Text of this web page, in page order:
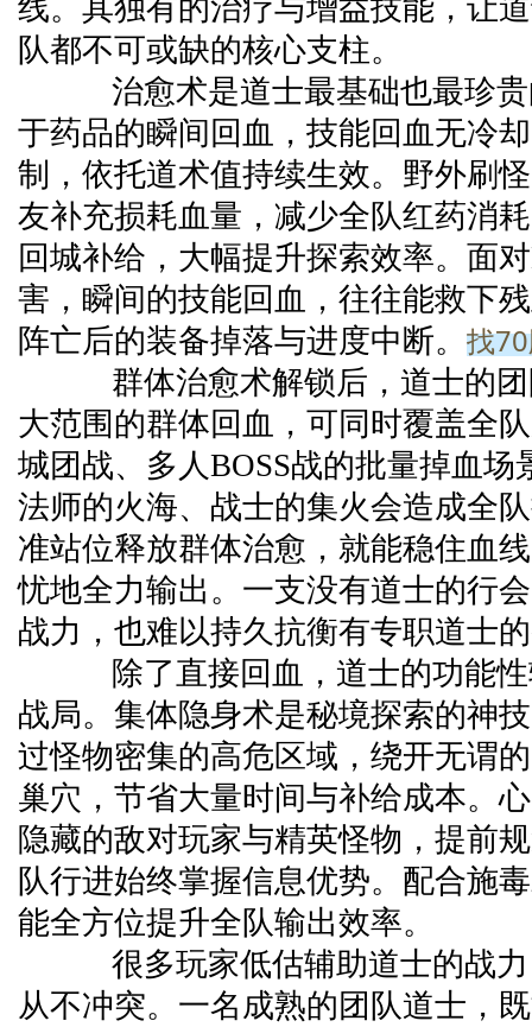
线。其独有的治疗与增益技能，让
队都不可或缺的核心支柱。
治愈术是道士最基础也最珍贵
于药品的瞬间回血，技能回血无冷
制，依托道术值持续生效。野外刷
友补充损耗血量，减少全队红药消
回城补给，大幅提升探索效率。面
害，瞬间的技能回血，往往能救下
阵亡后的装备掉落与进度中断。 找
群体治愈术解锁后，道士的团
大范围的群体回血，可同时覆盖全
城团战、多人BOSS战的批量掉血场
法师的火海、战士的集火会造成全
准站位释放群体治愈，就能稳住血
忧地全力输出。一支没有道士的行
战力，也难以持久抗衡有专职道士
除了直接回血，道士的功能性
战局。集体隐身术是秘境探索的神
过怪物密集的高危区域，绕开无谓
巢穴，节省大量时间与补给成本。
隐藏的敌对玩家与精英怪物，提前
队行进始终掌握信息优势。配合施
能全方位提升全队输出效率。
很多玩家低估辅助道士的战力
从不冲突。一名成熟的团队道士，